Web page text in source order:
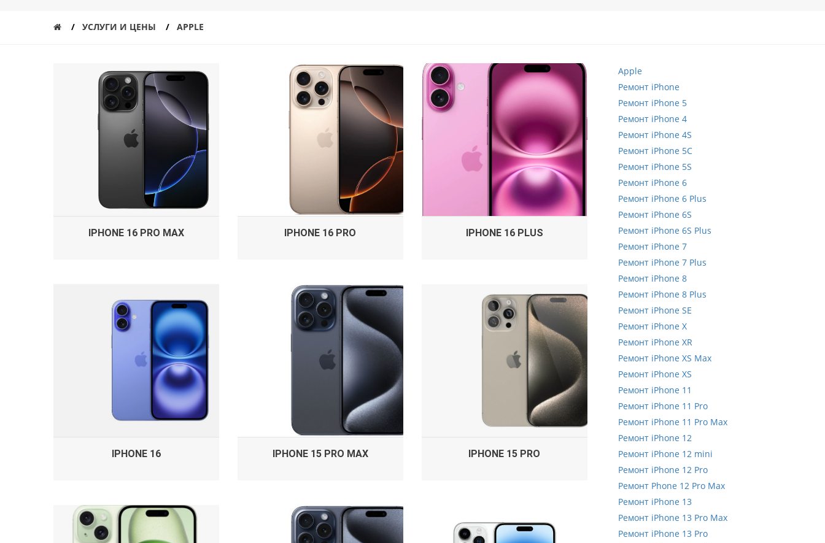
УСЛУГИ И ЦЕНЫ APPLE
IPHONE 16 PRO MAX IPHONE 16 PRO IPHONE 16 PLUS
IPHONE 16 IPHONE 15 PRO MAX IPHONE 15 PRO
Apple
Ремонт iPhone
Ремонт iPhone 5
Ремонт iPhone 4
Ремонт iPhone 4S
Ремонт iPhone 5C
Ремонт iPhone 5S
Ремонт iPhone 6
Ремонт iPhone 6 Plus
Ремонт iPhone 6S
Ремонт iPhone 6S Plus
Ремонт iPhone 7
Ремонт iPhone 7 Plus
Ремонт iPhone 8
Ремонт iPhone 8 Plus
Ремонт iPhone SE
Ремонт iPhone X
Ремонт iPhone XR
Ремонт iPhone XS Max
Ремонт iPhone XS
Ремонт iPhone 11
Ремонт iPhone 11 Pro
Ремонт iPhone 11 Pro Max
Ремонт iPhone 12
Ремонт iPhone 12 mini
Ремонт iPhone 12 Pro
Ремонт Phone 12 Pro Max
Ремонт iPhone 13
Ремонт iPhone 13 Pro Max
Ремонт iPhone 13 Pro